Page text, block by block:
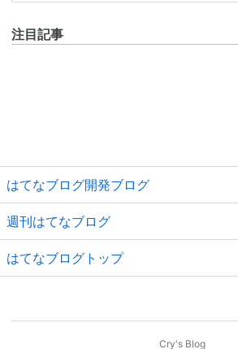
注目記事
はてなブログ開発ブログ
週刊はてなブログ
はてなブログトップ
Cry's Blog